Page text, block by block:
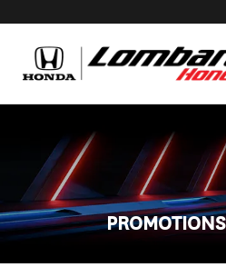
PROMOTIONS